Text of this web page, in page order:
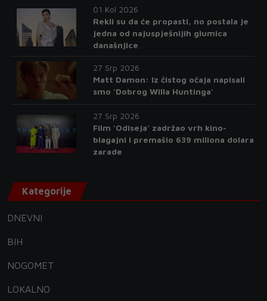
01 Kol 2026
Rekli su da će propasti, no postala je
jedna od najuspješnijih glumica
današnjice
27 Srp 2026
Matt Damon: Iz čistog očaja napisali
smo 'Dobrog Willa Huntinga'
27 Srp 2026
Film 'Odiseja' zadržao vrh kino-
blagajni i premašio 639 miliona dolara
zarade
Kategorije
DNEVNI
BIH
NOGOMET
LOKALNO